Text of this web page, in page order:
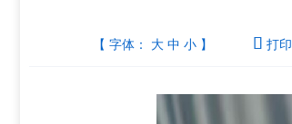
【 字体： 大 中 小 】  打印